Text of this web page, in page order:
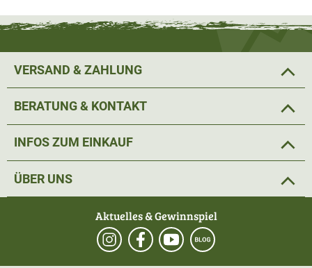
VERSAND & ZAHLUNG
BERATUNG & KONTAKT
INFOS ZUM EINKAUF
ÜBER UNS
Aktuelles & Gewinnspiel